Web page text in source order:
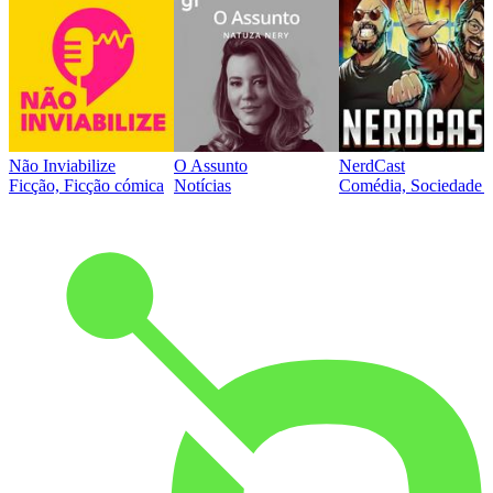
Não Inviabilize
Ficção, Ficção cómica
O Assunto
Notícias
NerdCast
Comédia, Sociedade